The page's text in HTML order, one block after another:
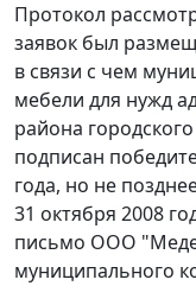
Протокол
заявок был
в связи с чем
мебели для нужд
района
подписан
года, но не
31 октября 2008
письмо ООО
муниципального